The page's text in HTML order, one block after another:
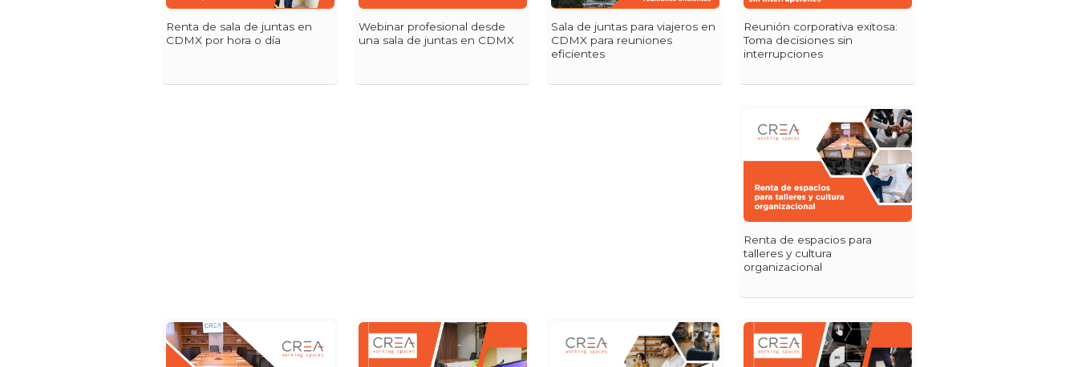
Renta de sala de juntas en
CDMX por hora o día
Webinar profesional desde
una sala de juntas en CDMX
Sala de juntas para viajeros en
CDMX para reuniones
eficientes
Reunión corporativa exitosa:
Toma decisiones sin
interrupciones
Renta de espacios para
talleres y cultura
organizacional